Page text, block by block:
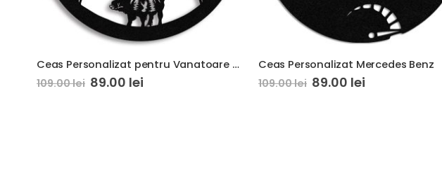
Ceas Personalizat pentru Vanatoare Cerbi si Mistret
109.00lei 89.00 lei
Ceas Personalizat Mercedes Benz
109.00lei 89.00 lei